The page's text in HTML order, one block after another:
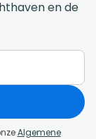
en de
Algemene